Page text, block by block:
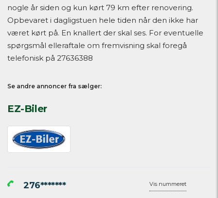
nogle år siden og kun kørt 79 km efter renovering.
Opbevaret i dagligstuen hele tiden når den ikke har
været kørt på. En knallert der skal ses. For eventuelle
spørgsmål elleraftale om fremvisning skal foregå
telefonisk på 27636388
Se andre annoncer fra sælger:
EZ-Biler
276******* Vis nummeret